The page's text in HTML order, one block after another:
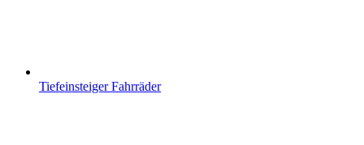
Tiefeinsteiger Fahrräder